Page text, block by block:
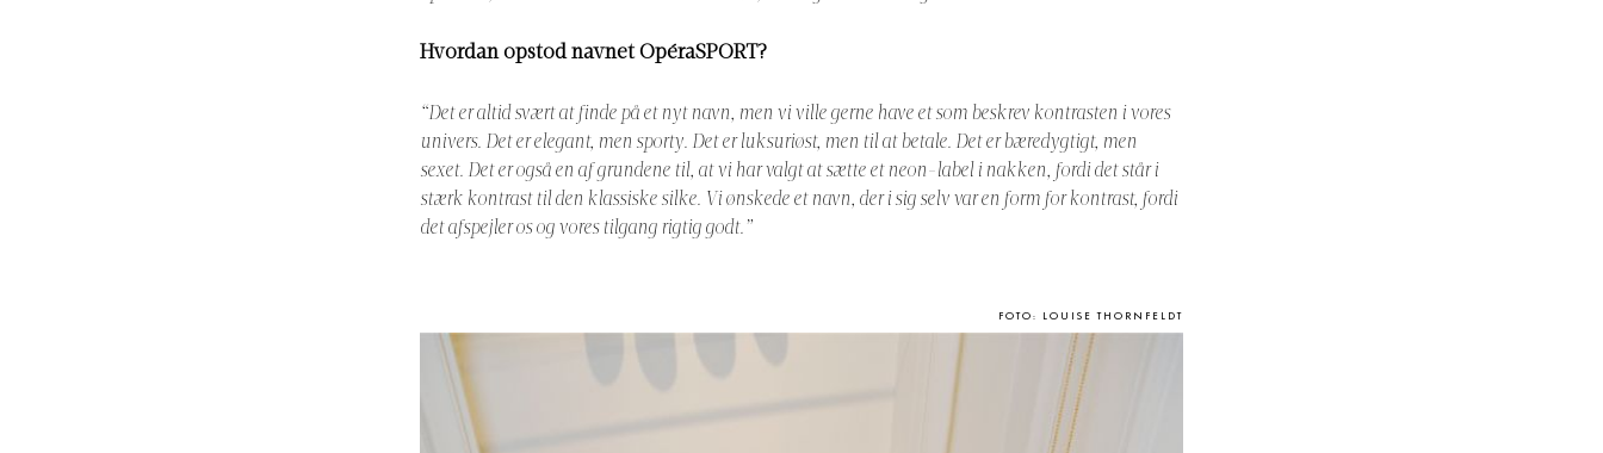
Hvordan opstod navnet OpéraSPORT?
“Det er altid svært at finde på et nyt navn, men vi ville gerne have et som beskrev kontrasten i vores
univers. Det er elegant, men sporty. Det er luksuriøst, men til at betale. Det er bæredygtigt, men
sexet. Det er også en af grundene til, at vi har valgt at sætte et neon-label i nakken, fordi det står i
stærk kontrast til den klassiske silke. Vi ønskede et navn, der i sig selv var en form for kontrast, fordi
det afspejler os og vores tilgang rigtig godt.”
FOTO: LOUISE THORNFELDT